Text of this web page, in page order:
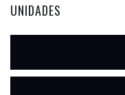
UNIDADES